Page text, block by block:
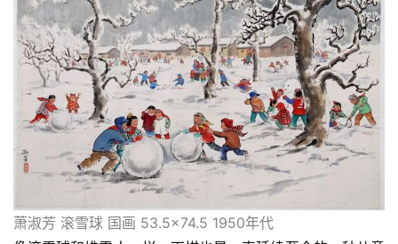
萧淑芳 滚雪球 国画 53.5×74.5 1950年代